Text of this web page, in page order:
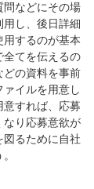
問などにその場
用し、後日詳細
用するのが基本
全てを伝えるの
どの資料を事前
イルを用意し
意すれば、応募
なり応募意欲が
図るために自社